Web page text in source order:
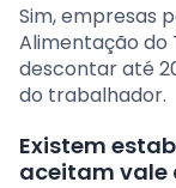
Sim, empresas
Alimentação do
descontar até
do trabalhador.
Existem
aceitam vale